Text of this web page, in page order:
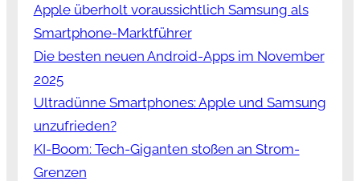
Apple überholt voraussichtlich Samsung als
Smartphone-Marktführer
Die besten neuen Android-Apps im November
2025
Ultradünne Smartphones: Apple und Samsung
unzufrieden?
KI-Boom: Tech-Giganten stoßen an Strom-
Grenzen